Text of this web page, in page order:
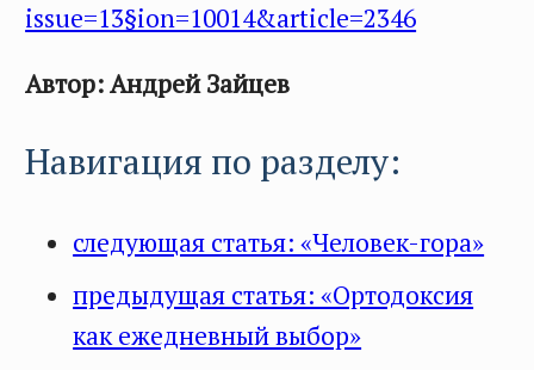
issue=13§ion=10014&article=2346
Автор: Андрей Зайцев
Навигация по разделу:
следующая статья: «Человек-гора»
предыдущая статья: «Ортодоксия
как ежедневный выбор»